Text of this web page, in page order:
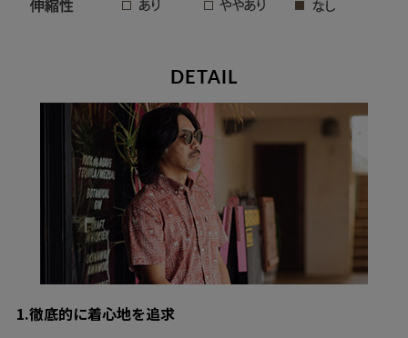
DETAIL
1.徹底的に着心地を追求